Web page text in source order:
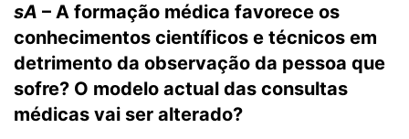
sA – A formação médica favorece os
conhecimentos científicos e técnicos em
detrimento da observação da pessoa que
sofre? O modelo actual das consultas
médicas vai ser alterado?